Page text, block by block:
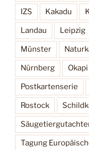
IZS Kakadu
Landau Leipzig
Münster
Nürnberg Okapi
Postkartenserie
Rostock
Tagung